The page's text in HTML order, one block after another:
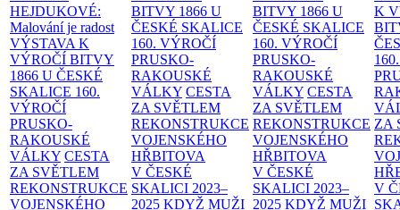
HEJDUKOVÉ:
Malování je radost
VÝSTAVA K
VÝROČÍ BITVY
1866 U ČESKÉ
SKALICE 160.
VÝROČÍ
PRUSKO-
RAKOUSKÉ
VÁLKY CESTA
ZA SVĚTLEM
REKONSTRUKCE
VOJENSKÉHO
BITVY 1866 U
ČESKÉ SKALICE
160. VÝROČÍ
PRUSKO-
RAKOUSKÉ
VÁLKY CESTA
ZA SVĚTLEM
REKONSTRUKCE
VOJENSKÉHO
HŘBITOVA
V ČESKÉ
SKALICI 2023–
2025 KDYŽ MUŽI
BITVY 1866 U
ČESKÉ SKALICE
160. VÝROČÍ
PRUSKO-
RAKOUSKÉ
VÁLKY CESTA
ZA SVĚTLEM
REKONSTRUKCE
VOJENSKÉHO
HŘBITOVA
V ČESKÉ
SKALICI 2023–
2025 KDYŽ MUŽI
K
ZA
V